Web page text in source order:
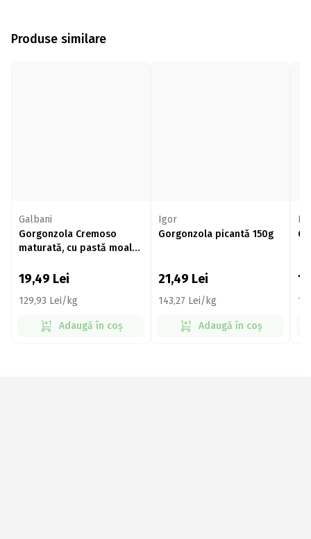
Produse similare
Galbani
Gorgonzola Cremoso
maturată, cu pastă moale
150g
19,49 Lei
129,93 Lei/kg
Adaugă în coș
Igor
Gorgonzola picantă 150g
21,49 Lei
143,27 Lei/kg
Adaugă în coș